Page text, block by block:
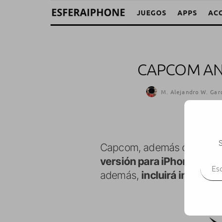
JUEGOS APPS
CAPCOM
M. Alejandro W.
Capcom, además de
versión para iPhone de
además, incluirá